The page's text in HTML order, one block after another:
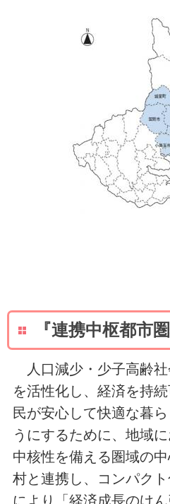
『連携中枢都市
人口減少・少子高齢
を活性化し、経済を持
民が安心して快適な暮
うにするために、地域
中核性を備える圏域の
村と連携し、コンパク
により「経済成長のけ